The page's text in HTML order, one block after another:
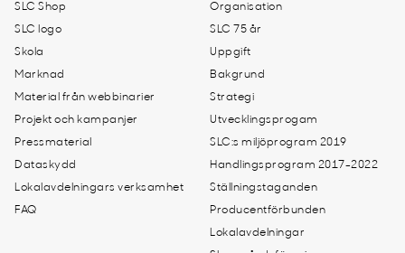
SLC Shop
SLC logo
Skola
Marknad
Material från webbinarier
Projekt och kampanjer
Pressmaterial
Dataskydd
Lokalavdelningars verksamhet
FAQ
Organisation
SLC 75 år
Uppgift
Bakgrund
Strategi
Utvecklingsprogam
SLC:s miljöprogram 2019
Handlingsprogram 2017-2022
Ställningstaganden
Producentförbunden
Lokalavdelningar